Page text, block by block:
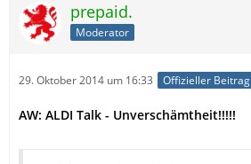
prepaid.
Moderator
29. Oktober 2014 um 16:33 Offizieller Beitrag
AW: ALDI Talk - Unverschämtheit!!!!!